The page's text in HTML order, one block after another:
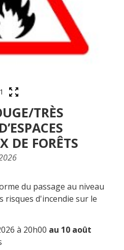
1
TRÈS
DE FORÊTS
du passage au niveau
risques d'incendie sur le
à 20h00 au 10 août